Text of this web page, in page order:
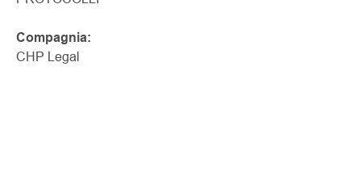
Compagnia:
CHP Legal